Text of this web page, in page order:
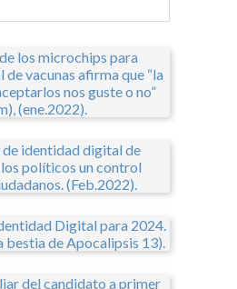
los microchips para
vacunas afirma que “la
nos guste o no”
(ene.2022).
de identidad digital de
políticos un control
(Feb.2022).
Digital para 2024.
bestia de Apocalipsis 13).
del candidato a primer